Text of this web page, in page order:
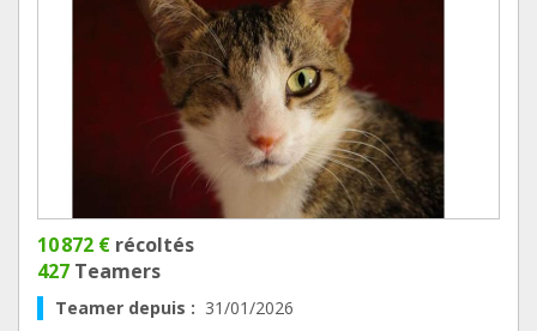
10 872 € récoltés
427 Teamers
Teamer depuis : 31/01/2026